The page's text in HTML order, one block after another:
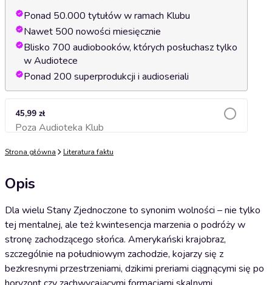
Ponad 50.000 tytułów w ramach Klubu
Nawet 500 nowości miesięcznie
Blisko 700 audiobooków, których posłuchasz tylko
w Audiotece
Ponad 200 superprodukcji i audioseriali
45,99 zł
Poza Audioteka KlubDodaj do koszyka
Strona główna Literatura faktu
Opis
Dla wielu Stany Zjednoczone to synonim wolności – nie tylko
tej mentalnej, ale też kwintesencja marzenia o podróży w
stronę zachodzącego słońca. Amerykański krajobraz,
szczególnie na południowym zachodzie, kojarzy się z
bezkresnymi przestrzeniami, dzikimi preriami ciągnącymi się po